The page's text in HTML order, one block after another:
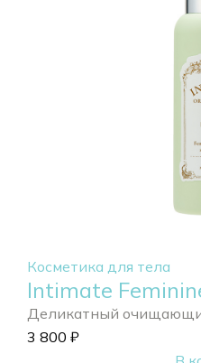
Косметика для тела
Intimate
Деликатный
3 800 ₽